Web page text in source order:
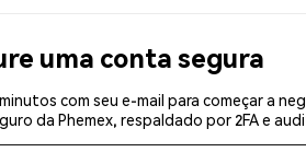
uma conta segura
com seu e-mail para começar a
da Phemex, respaldado por 2FA e